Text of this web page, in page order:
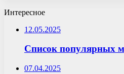
Интересное
12.05.2025
Список популярных
07.04.2025